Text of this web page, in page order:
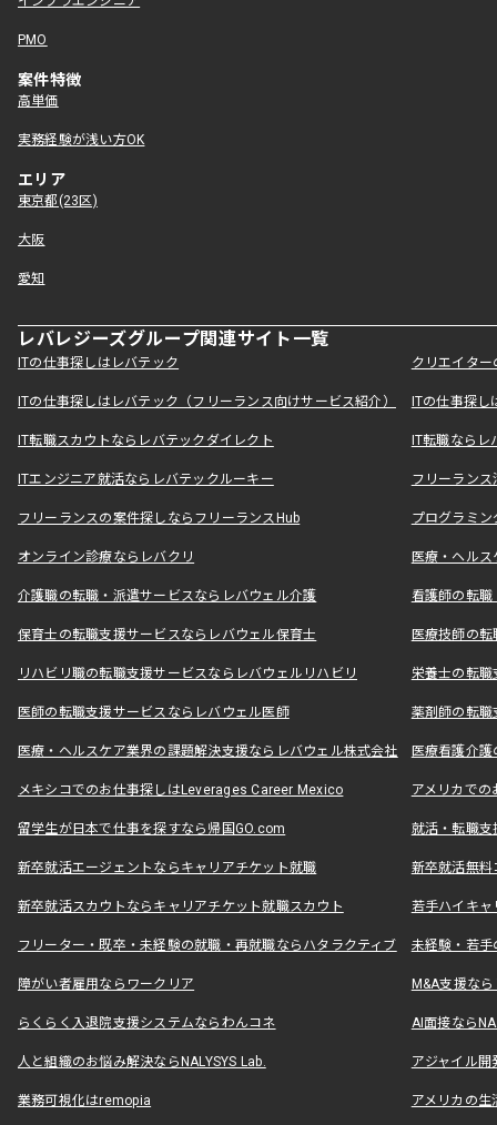
PMO
案件特徴
高単価
実務経験が浅い方OK
エリア
東京都(23区)
大阪
愛知
レバレジーズグループ関連サイト一覧
ITの仕事探しはレバテック クリエイタ
ITの仕事探しはレバテック（フリーランス向けサービス紹介） ITの仕事探
IT転職スカウトならレバテックダイレクト IT転職なら
ITエンジニア就活ならレバテックルーキー フリーラン
フリーランスの案件探しならフリーランスHub プログラミ
オンライン診療ならレバクリ 医療・ヘル
介護職の転職・派遣サービスならレバウェル介護 看護師の転
保育士の転職支援サービスならレバウェル保育士 医療技師の
リハビリ職の転職支援サービスならレバウェルリハビリ 栄養士の転
医師の転職支援サービスならレバウェル医師 薬剤師の転
医療・ヘルスケア業界の課題解決支援ならレバウェル株式会社 医療看護介
メキシコでのお仕事探しはLeverages Career Mexico アメリカで
留学生が日本で仕事を探すなら帰国GO.com 就活・転職
新卒就活エージェントならキャリアチケット就職 新卒就活無料
新卒就活スカウトならキャリアチケット就職スカウト 若手ハイキ
フリーター・既卒・未経験の就職・再就職ならハタラクティブ 未経験・若手
障がい者雇用ならワークリア M&A支援な
らくらく入退院支援システムならわんコネ AI面接なら
人と組織のお悩み解決ならNALYSYS Lab. アジャイル
業務可視化はremopia アメリカの